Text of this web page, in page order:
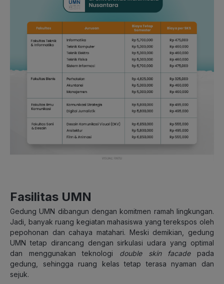
Fasilitas UMN
Gedung UMN dibangun dengan komitmen ramah lingkungan.
Jadi, banyak ruang kegiatan mahasiswa yang terekspos oleh
pepohonan dan cahaya matahari. Meski demikian, gedung
UMN tetap dirancang dengan sirkulasi udara yang optimal
dan menggunakan teknologi double skin facadepada
gedung, sehingga ruang kelas tetap terasa nyaman dan
sejuk.